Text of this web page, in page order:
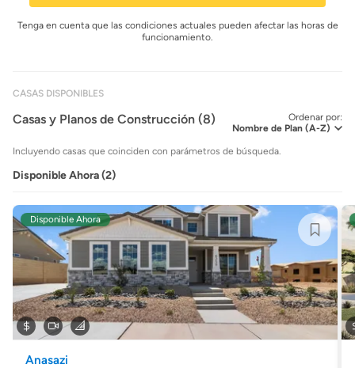
Tenga en cuenta que las condiciones actuales pueden afectar las horas de
funcionamiento.
CASAS DISPONIBLES
Ordenar por:
Casas y Planos de Construcción (8)
Incluyendo casas que coinciden con parámetros de búsqueda.
Disponible Ahora (2)
Disponible Ahora
Anasazi